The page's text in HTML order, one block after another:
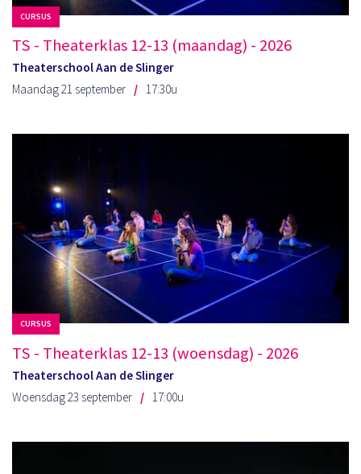
CURSUS
TS - Theaterklas 12-13 (maandag) - 2026
Theaterschool Aan de Slinger
Maandag 21 september
17:30u
CURSUS
TS - Theaterklas 12-13 (woensdag) - 2026
Theaterschool Aan de Slinger
Woensdag 23 september
17:00u